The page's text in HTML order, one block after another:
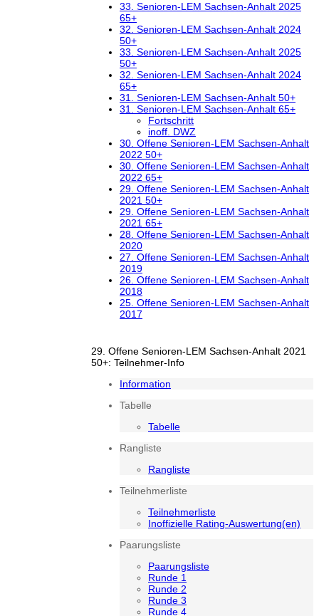
33. Senioren-LEM Sachsen-Anhalt 2025
65+
32. Senioren-LEM Sachsen-Anhalt 2024
50+
33. Senioren-LEM Sachsen-Anhalt 2025
50+
32. Senioren-LEM Sachsen-Anhalt 2024
65+
31. Senioren-LEM Sachsen-Anhalt 50+
31. Senioren-LEM Sachsen-Anhalt 65+
Fortschritt
inoff. DWZ
30. Offene Senioren-LEM Sachsen-Anhalt
2022 50+
30. Offene Senioren-LEM Sachsen-Anhalt
2022 65+
29. Offene Senioren-LEM Sachsen-Anhalt
2021 50+
29. Offene Senioren-LEM Sachsen-Anhalt
2021 65+
28. Offene Senioren-LEM Sachsen-Anhalt
2020
27. Offene Senioren-LEM Sachsen-Anhalt
2019
26. Offene Senioren-LEM Sachsen-Anhalt
2018
25. Offene Senioren-LEM Sachsen-Anhalt
2017
29. Offene Senioren-LEM Sachsen-Anhalt 2021
50+: Teilnehmer-Info
Information
Tabelle
Tabelle
Rangliste
Rangliste
Teilnehmerliste
Teilnehmerliste
Inoffizielle Rating-Auswertung(en)
Paarungsliste
Paarungsliste
Runde 1
Runde 2
Runde 3
Runde 4